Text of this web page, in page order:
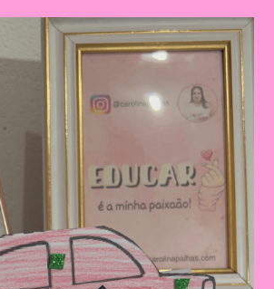
Do
Trânsito|Despertando
Consciência
Trânsito:
Educação
Infantil
E
Ensino
Fundamental